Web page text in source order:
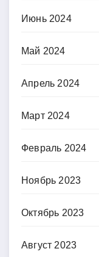
Июнь 2024
Май 2024
Апрель 2024
Март 2024
Февраль 2024
Ноябрь 2023
Октябрь 2023
Август 2023